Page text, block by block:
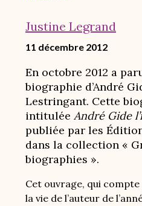
Justine Legrand
11 décembre 2012
En octobre 2012 a
biographie d’André
Lestringant. Cette
intitulée André Gide
publiée par les
dans la collection «
biographies ».
Cet ouvrage, qui
la vie de l’auteur de